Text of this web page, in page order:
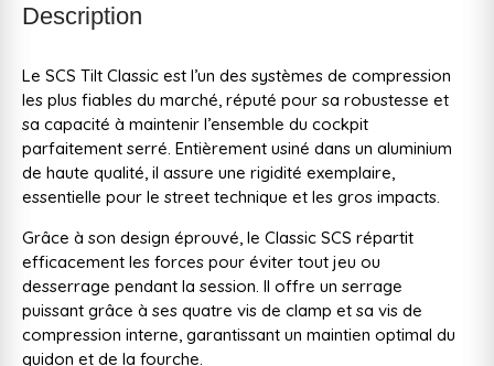
Description
Le SCS Tilt Classic est l’un des systèmes de compression
les plus fiables du marché, réputé pour sa robustesse et
sa capacité à maintenir l’ensemble du cockpit
parfaitement serré. Entièrement usiné dans un aluminium
de haute qualité, il assure une rigidité exemplaire,
essentielle pour le street technique et les gros impacts.
Grâce à son design éprouvé, le Classic SCS répartit
efficacement les forces pour éviter tout jeu ou
desserrage pendant la session. Il offre un serrage
puissant grâce à ses quatre vis de clamp et sa vis de
compression interne, garantissant un maintien optimal du
guidon et de la fourche.